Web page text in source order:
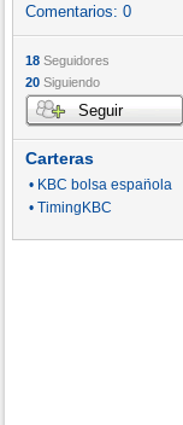
Comentarios: 0
18 Seguidores
20 Siguiendo
Seguir
Carteras
• KBC bolsa española
• TimingKBC